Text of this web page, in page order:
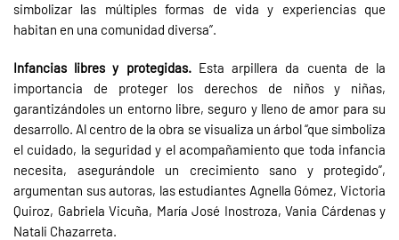
simbolizar las múltiples formas de vida y experiencias que
habitan en una comunidad diversa”.
Infancias libres y protegidas.Esta arpillera da cuenta de la
importancia de proteger los derechos de niños y niñas,
garantizándoles un entorno libre, seguro y lleno de amor para su
desarrollo. Al centro de la obra se visualiza un árbol “que simboliza
el cuidado, la seguridad y el acompañamiento que toda infancia
necesita, asegurándole un crecimiento sano y protegido”,
argumentan sus autoras, las estudiantes Agnella Gómez, Victoria
Quiroz, Gabriela Vicuña, María José Inostroza, Vania Cárdenas y
Natali Chazarreta.